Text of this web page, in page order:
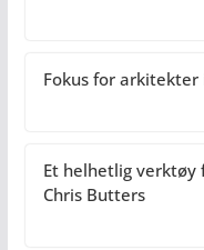
Fokus for arkitekter
Et helhetlig
Chris Butters